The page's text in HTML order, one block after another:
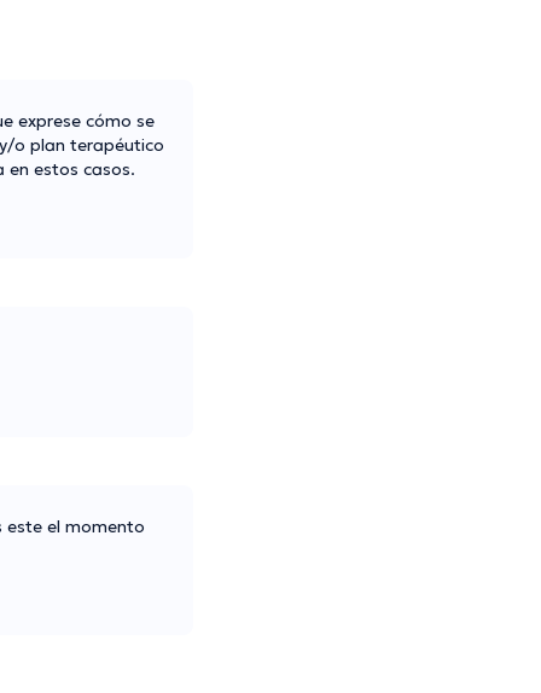
exprese cómo se
o plan terapéutico
en estos casos.
este el momento